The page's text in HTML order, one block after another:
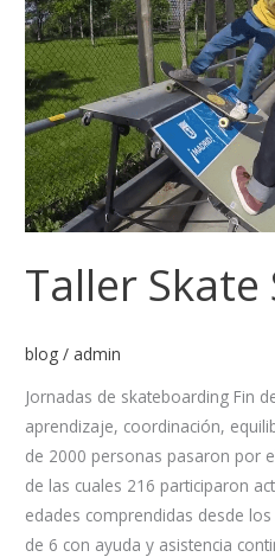
Taller
blog / admin
Jornadas de skateboarding Fin
aprendizaje, coordinación,
de 2000 personas pasaron por
de las cuales 216 participaron
edades comprendidas desde
de 6 con ayuda y asistencia